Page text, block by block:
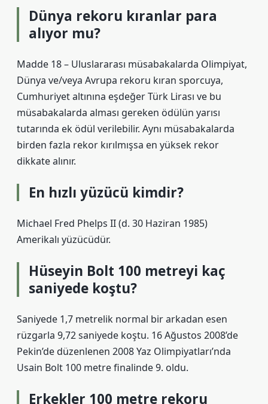
Dünya rekoru kıranlar para
alıyor mu?
Madde 18 – Uluslararası müsabakalarda Olimpiyat,
Dünya ve/veya Avrupa rekoru kıran sporcuya,
Cumhuriyet altınına eşdeğer Türk Lirası ve bu
müsabakalarda alması gereken ödülün yarısı
tutarında ek ödül verilebilir. Aynı müsabakalarda
birden fazla rekor kırılmışsa en yüksek rekor
dikkate alınır.
En hızlı yüzücü kimdir?
Michael Fred Phelps II (d. 30 Haziran 1985)
Amerikalı yüzücüdür.
Hüseyin Bolt 100 metreyi kaç
saniyede koştu?
Saniyede 1,7 metrelik normal bir arkadan esen
rüzgarla 9,72 saniyede koştu. 16 Ağustos 2008’de
Pekin’de düzenlenen 2008 Yaz Olimpiyatları’nda
Usain Bolt 100 metre finalinde 9. oldu.
Erkekler 100 metre rekoru